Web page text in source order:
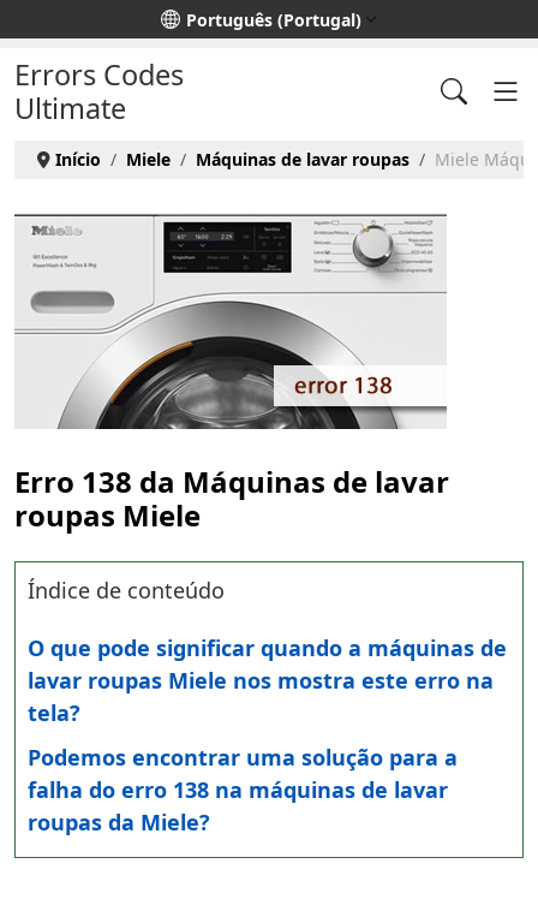
Escolha o seu idioma Português (Portugal)
Errors Codes
Ultimate
Início Miele Máquinas de lavar roupas Miele
Erro 138 da Máquinas de lavar
roupas Miele
Índice de conteúdo
O que pode significar quando a máquinas de
lavar roupas Miele nos mostra este erro na
tela?
Podemos encontrar uma solução para a
falha do erro 138 na máquinas de lavar
roupas da Miele?